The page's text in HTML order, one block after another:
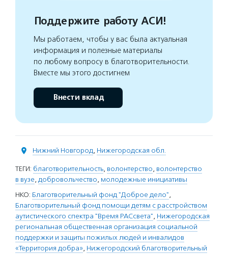
Поддержите работу АСИ!
Мы работаем, чтобы у вас была актуальная
информация и полезные материалы
по любому вопросу в благотворительности.
Вместе мы этого достигнем
Внести вклад
Нижний Новгород, Нижегородская обл.
ТЕГИ: благотворительность, волонтерство, волонтерство
в вузе, добровольчество, молодежные инициативы
НКО: Благотворительный фонд "Доброе дело",
Благотворительный фонд помощи детям с расстройством
аутистического спектра "Время РАСсвета", Нижегородская
региональная общественная организация социальной
поддержки и защиты пожилых людей и инвалидов
«Территория добра», Нижегородский благотворительный